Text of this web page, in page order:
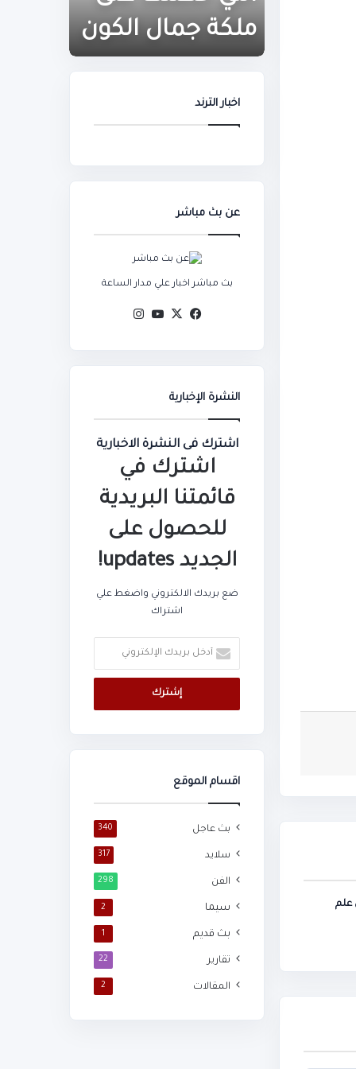
علم
ملكة
الكون
ملكة جمال الكون
اخبار الترند
عن بث مباشر
بث مباشر اخبار علي مدار الساعة
فيسبوك
‫X
‫YouTube
النشرة الإخبارية
اشترك فى النشرة الاخبارية
اشترك في
قائمتنا البريدية
للحصول على
الجديد updates!
ضع بريدك الالكتروني واضغط علي
اشتراك
بريدك
الإلكتروني
اقسام الموقع
بث عاجل 340
سلايد 317
الفن 298
سيما 2
بث قديم 1
تقارير 22
المقالات 2